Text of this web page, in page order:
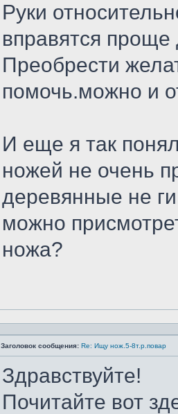
Руки
вправятся
Преобрести
помочь.можно и
И еще я так
ножей не очень
деревянные не
можно
ножа?
Заголовок сообщения: Re: Ищу нож.5-8т.р.повар
Здравствуйте!
Почитайте вот